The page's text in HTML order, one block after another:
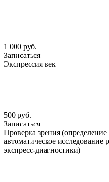
1 000 руб.
Записаться
Экспрессия век
500 руб.
Записаться
Проверка зрения (определение
автоматическое исследование
экспресс-диагностики)